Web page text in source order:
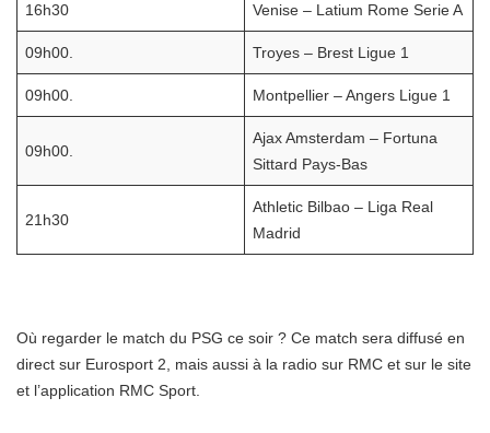
16h30 Venise – Latium Rome Serie A
09h00. Troyes – Brest Ligue 1
09h00. Montpellier – Angers Ligue 1
09h00.
Ajax Amsterdam – Fortuna
Sittard Pays-Bas
21h30
Athletic Bilbao – Liga Real
Madrid
Où regarder le match du PSG ce soir ? Ce match sera diffusé en
direct sur Eurosport 2, mais aussi à la radio sur RMC et sur le site
et l’application RMC Sport.